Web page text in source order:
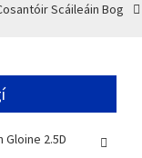
Scáileáin Bog
2.5D